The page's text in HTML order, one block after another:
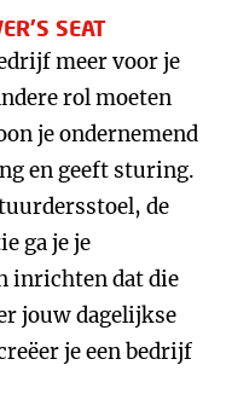
SEAT
meer voor je
rol moeten
je ondernemend
en geeft sturing.
de
ga je je
inrichten dat die
jouw dagelijkse
je een bedrijf